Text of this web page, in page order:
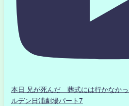
本日 兄が死んだ 葬式には行かなか
ルデン日浦劇場パート7